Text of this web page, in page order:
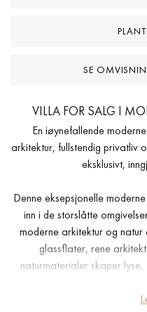
SE
VILLA FOR SALG I
En iøynefallende
arkitektur, fullstendig privatliv
eksklusivt,
Denne eksepsjonelle
inn i de storslåtte
moderne arkitektur og
glassflater, rene
naturmaterialer skaper